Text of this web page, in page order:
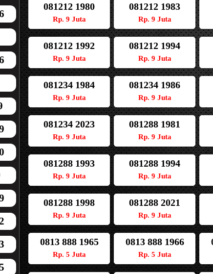
081212 1980
Rp. 9 Juta
081212 1983
Rp. 9 Juta
081212 1992
Rp. 9 Juta
081212 1994
Rp. 9 Juta
081234 1984
Rp. 9 Juta
081234 1986
Rp. 9 Juta
081234 2023
Rp. 9 Juta
081288 1981
Rp. 9 Juta
081288 1993
Rp. 9 Juta
081288 1994
Rp. 9 Juta
081288 1998
Rp. 9 Juta
081288 2021
Rp. 9 Juta
0813 888 1965
Rp. 5 Juta
0813 888 1966
Rp. 5 Juta